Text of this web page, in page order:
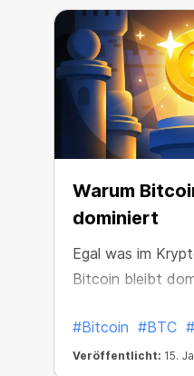
Warum
dominiert
Egal was im
Bitcoin bleibt
#Bitcoin #BTC
Veröffentlicht: 15.